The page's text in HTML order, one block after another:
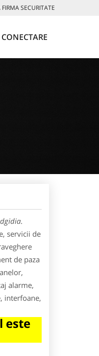
SECURITATE
CONECTARE
.
servicii de
de paza
alarme,
interfoane,
este